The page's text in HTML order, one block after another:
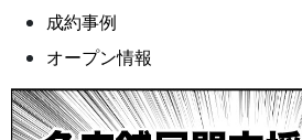
成約事例
オープン情報